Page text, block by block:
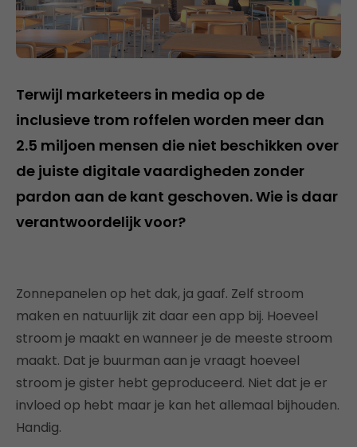
Terwijl marketeers in media op de
inclusieve trom roffelen worden meer dan
2.5 miljoen mensen die niet beschikken over
de juiste digitale vaardigheden zonder
pardon aan de kant geschoven. Wie is daar
verantwoordelijk voor?
Zonnepanelen op het dak, ja gaaf. Zelf stroom
maken en natuurlijk zit daar een app bij. Hoeveel
stroom je maakt en wanneer je de meeste stroom
maakt. Dat je buurman aan je vraagt hoeveel
stroom je gister hebt geproduceerd. Niet dat je er
invloed op hebt maar je kan het allemaal bijhouden.
Handig.